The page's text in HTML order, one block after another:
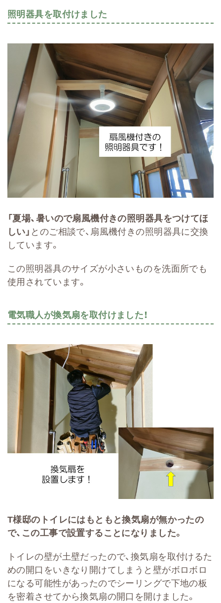
照明器具を取付けました
「夏場、暑いので扇風機付きの照明器具をつけてほ
しい」 とのご相談で、扇風機付きの照明器具に交換
しています。
この照明器具のサイズが小さいものを洗面所でも
使用されています。
電気職人が換気扇を取付けました！
T様邸のトイレにはもともと換気扇が無かったの
で、この工事で設置することになりました。
トイレの壁が土壁だったので、換気扇を取付けるた
めの開口をいきなり開けてしまうと壁がボロボロ
になる可能性があったのでシーリングで下地の板
を密着させてから換気扇の開口を開けました。